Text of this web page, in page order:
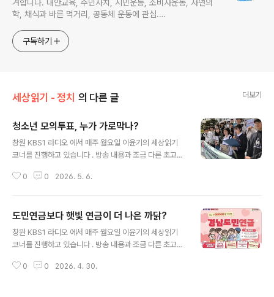
겨합니다. 대안교육, 주민자치, 시민운동, 소비자운동, 자연의
학, 채식과 바른 먹거리, 공동체 운동에 관심.
http://www.facebook.com/ymcaman
구독하기
세상읽기 - 정치 의 다른 글 더보기
청소년 모의투표, 누가 가로막나?
창원 KBS1 라디오 에서 매주 월요일 이윤기의 세상읽기
코너를 진행하고 있습니다 . 방송 내용과 조금 다른 초고이
14 방송분) 지난 4월 4일(토) 오후 2시, 경남교육청 중앙
모집을 시작하였습니다. 오늘은 우리나라 청소년 모의투표
를 다른 나라 사례와 비교해보고, 민주시민교육으로 정착
시킬 수 있는 방안에 대하여 함께 생각해보겠습니다. 우리
년 19대 대통령 선거 때부터입니다. 당시 전국에서 6만 명
0 0 2026. 5. 6.
도민연금보다 햇빛 연금이 더 나은 까닭?
창원 KBS1 라디오 에서 매주 월요일 이윤기의 세상읽기
코너를 진행하고 있습니다 . 방송 내용과 조금 다른 초고이
6 방송분) 지난 1일 경남도청 대회의실에서 박완수 경남도
0 0 2026. 4. 30.